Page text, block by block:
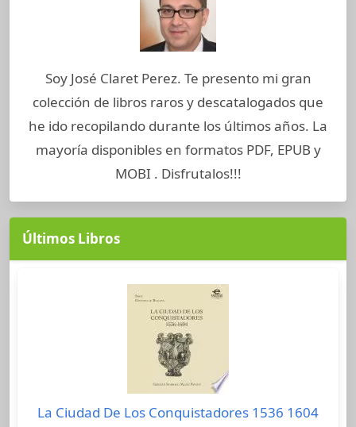
Soy José Claret Perez. Te presento mi gran
colección de libros raros y descatalogados que
he ido recopilando durante los últimos años. La
mayoría disponibles en formatos PDF, EPUB y
MOBI . Disfrutalos!!!
Últimos Libros
La Ciudad De Los Conquistadores 1536 1604